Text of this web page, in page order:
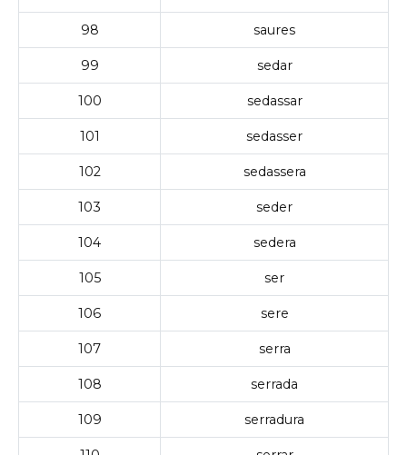
98 saures
99 sedar
100 sedassar
101 sedasser
102 sedassera
103 seder
104 sedera
105 ser
106 sere
107 serra
108 serrada
109 serradura